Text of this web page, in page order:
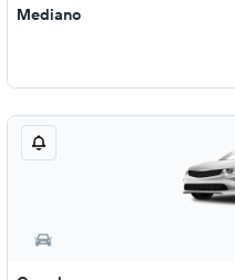
Mediano